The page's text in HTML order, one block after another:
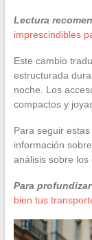
Lectura
imprescindibles
Este cambio
estructurada
noche. Los
compactos y
Para seguir
información
análisis sobre los
Para
bien tus